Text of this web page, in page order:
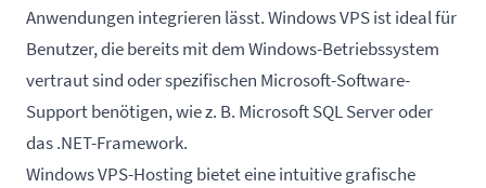
Anwendungen integrieren lässt. Windows VPS ist ideal für
Benutzer, die bereits mit dem Windows-Betriebssystem
vertraut sind oder spezifischen Microsoft-Software-
Support benötigen, wie z. B. Microsoft SQL Server oder
das .NET-Framework.
Windows VPS-Hosting bietet eine intuitive grafische